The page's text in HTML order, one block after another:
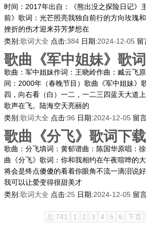
时间：2017年出自：《熊出没之探险日记》
前》歌词：光芒照亮我独自前行的方向玫瑰
挫折的伤才迎来芬芳梦想在
类别:歌词大全 点击:384 日期:2024-12-05 留
歌曲《军中姐妹》歌
歌曲：军中姐妹作词：王晓岭作曲：臧云飞
间：2000年（春晚节目）歌曲《军中姐妹》
四，向右看（白）一二，一二三四蓝天大道
歌声在飞。陆海空天亮丽的
类别:歌词大全 点击:96 日期:2024-12-05 留
歌曲《分飞》歌词下载
歌曲：分飞填词：黄郁谱曲：陈国华原唱：
曲《分飞》歌词：你和我相约在午夜喧哗的
将会是终点傻傻的看着你眼角不流一滴泪说
我可以让爱变得很甜美才
类别:歌词大全 点击:25 日期:2024-12-05 留
总:741 1 2 3 4 5 6 下页